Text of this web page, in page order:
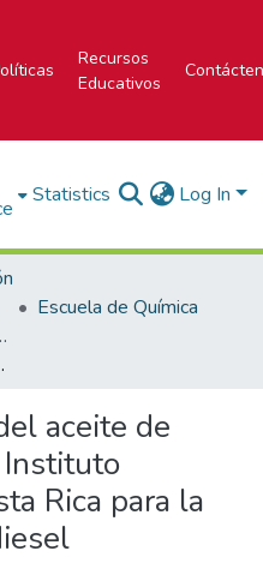
Recursos
Educativos
Statistics Log In
Escuela de Química
Ambiental
de biodiesel
aceite de
Instituto
Rica para la